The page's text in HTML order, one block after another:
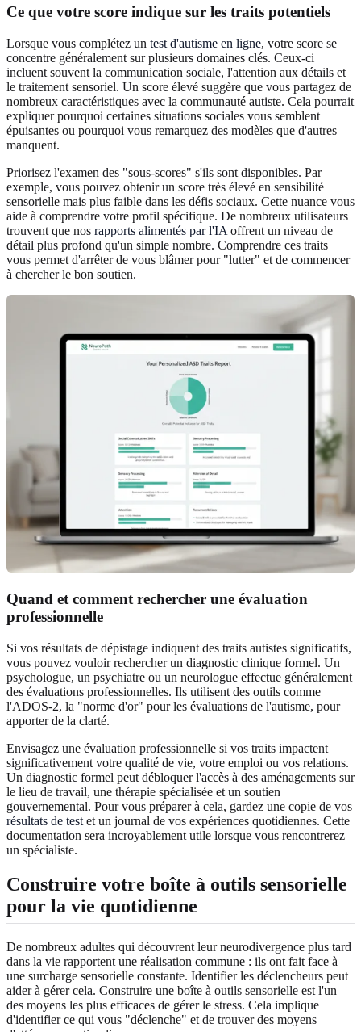
Ce que votre score indique sur les traits potentiels
Lorsque vous complétez un test d'autisme en ligne, votre score se
concentre généralement sur plusieurs domaines clés. Ceux-ci
incluent souvent la communication sociale, l'attention aux détails et
le traitement sensoriel. Un score élevé suggère que vous partagez de
nombreux caractéristiques avec la communauté autiste. Cela pourrait
expliquer pourquoi certaines situations sociales vous semblent
épuisantes ou pourquoi vous remarquez des modèles que d'autres
manquent.
Priorisez l'examen des "sous-scores" s'ils sont disponibles. Par
exemple, vous pouvez obtenir un score très élevé en sensibilité
sensorielle mais plus faible dans les défis sociaux. Cette nuance vous
aide à comprendre votre profil spécifique. De nombreux utilisateurs
trouvent que nos rapports alimentés par l'IA offrent un niveau de
détail plus profond qu'un simple nombre. Comprendre ces traits
vous permet d'arrêter de vous blâmer pour "lutter" et de commencer
à chercher le bon soutien.
Quand et comment rechercher une évaluation
professionnelle
Si vos résultats de dépistage indiquent des traits autistes significatifs,
vous pouvez vouloir rechercher un diagnostic clinique formel. Un
psychologue, un psychiatre ou un neurologue effectue généralement
des évaluations professionnelles. Ils utilisent des outils comme
l'ADOS-2, la "norme d'or" pour les évaluations de l'autisme, pour
apporter de la clarté.
Envisagez une évaluation professionnelle si vos traits impactent
significativement votre qualité de vie, votre emploi ou vos relations.
Un diagnostic formel peut débloquer l'accès à des aménagements sur
le lieu de travail, une thérapie spécialisée et un soutien
gouvernemental. Pour vous préparer à cela, gardez une copie de vos
résultats de test et un journal de vos expériences quotidiennes. Cette
documentation sera incroyablement utile lorsque vous rencontrerez
un spécialiste.
Construire votre boîte à outils sensorielle
pour la vie quotidienne
De nombreux adultes qui découvrent leur neurodivergence plus tard
dans la vie rapportent une réalisation commune : ils ont fait face à
une surcharge sensorielle constante. Identifier les déclencheurs peut
aider à gérer cela. Construire une boîte à outils sensorielle est l'un
des moyens les plus efficaces de gérer le stress. Cela implique
d'identifier ce qui vous "déclenche" et de trouver des moyens